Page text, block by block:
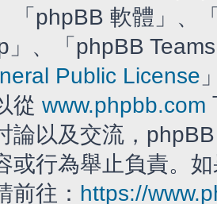
「phpBB 軟體」、
」、「phpBB
Public License
從 www.phpbb.com
論以及交流，
或行為舉止負責。
前往： https://